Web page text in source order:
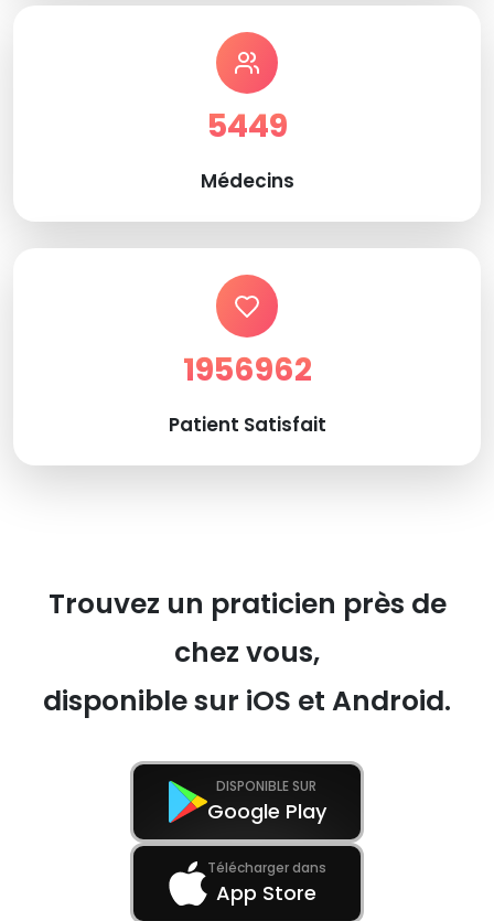
5449
Médecins
1956962
Patient Satisfait
Trouvez un praticien près de
chez vous,
disponible sur iOS et Android.
DISPONIBLE SUR
Google Play
Télécharger dans
App Store